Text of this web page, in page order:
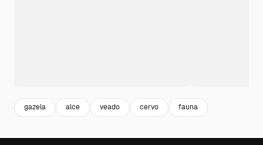
gazela alce veado cervo fauna